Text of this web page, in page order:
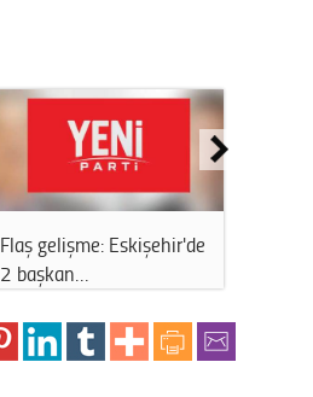
Flaş gelişme: Eskişehir'de
2 başkan…